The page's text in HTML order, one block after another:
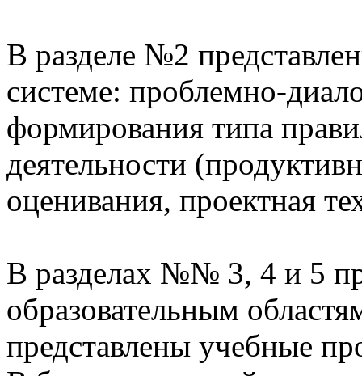
В разделе №2
системе: проблемно-
формирования типа
деятельности
оценивания, проектная
В разделах №№ 3, 4 и 5
образовательным
представлены учебные